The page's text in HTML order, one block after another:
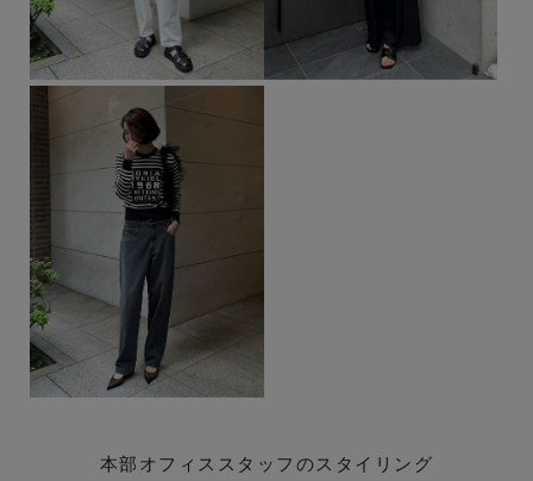
本部オフィススタッフのスタイリング